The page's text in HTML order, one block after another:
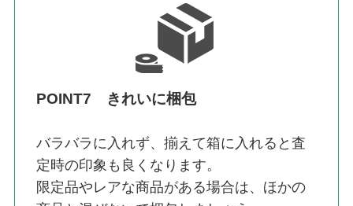
POINT7 きれいに梱包
バラバラに入れず、揃えて箱に入れると査
定時の印象も良くなります。
限定品やレアな商品がある場合は、ほかの